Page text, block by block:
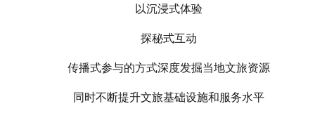
以沉浸式体验
探秘式互动
传播式参与的方式深度发掘当地文旅资源
同时不断提升文旅基础设施和服务水平